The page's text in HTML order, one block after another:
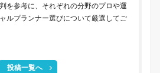
を参考に、それぞれの分野のプロや運
ルプランナー選びについて厳選してご
投稿一覧へ